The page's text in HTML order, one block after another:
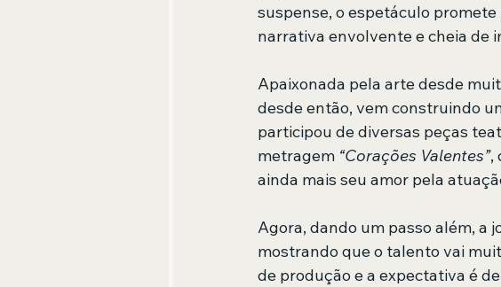
suspense, o espetáculo
narrativa envolvente e cheia de
Apaixonada pela arte desde
desde então, vem construindo
participou de diversas peças
metragem “Corações Valentes”,
ainda mais seu amor pela
Agora, dando um passo além, a
mostrando que o talento vai
de produção e a expectativa é